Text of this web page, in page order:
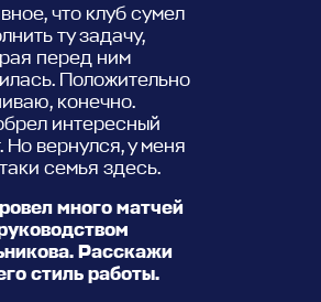
что клуб сумел
ту задачу,
перед ним
Положительно
конечно.
интересный
Но вернулся, у меня
семья здесь.
много матчей
Расскажи
стиль работы.